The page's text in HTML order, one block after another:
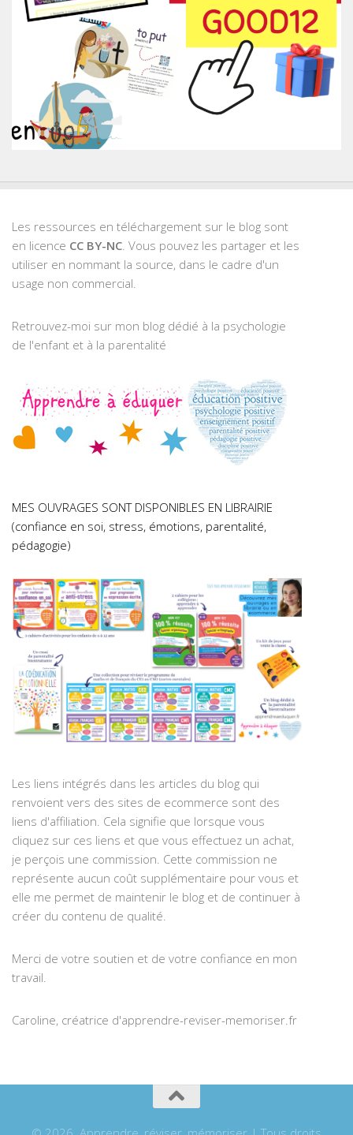
Les ressources en téléchargement sur le blog sont
en licence CC BY-NC. Vous pouvez les partager et les
utiliser en nommant la source, dans le cadre d'un
usage non commercial.
Retrouvez-moi sur mon blog dédié à la psychologie
de l'enfant et à la parentalité
MES OUVRAGES SONT DISPONIBLES EN LIBRAIRIE
(confiance en soi, stress, émotions, parentalité,
pédagogie)
Les liens intégrés dans les articles du blog qui
renvoient vers des sites de ecommerce sont des
liens d'affiliation. Cela signifie que lorsque vous
cliquez sur ces liens et que vous effectuez un achat,
je perçois une commission. Cette commission ne
représente aucun coût supplémentaire pour vous et
elle me permet de maintenir le blog et de continuer à
créer du contenu de qualité.
Merci de votre soutien et de votre confiance en mon
travail.
Caroline, créatrice d'apprendre-reviser-memoriser.fr